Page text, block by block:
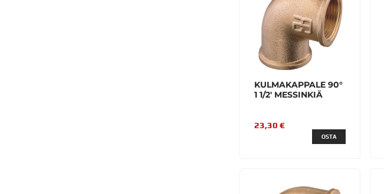
KULMAKAPPALE 90°
1 1/2' MESSINKIÄ
23,30 €
OSTA